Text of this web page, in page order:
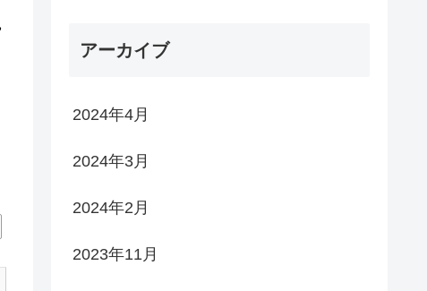
アーカイブ
2024年4月
2024年3月
2024年2月
2023年11月